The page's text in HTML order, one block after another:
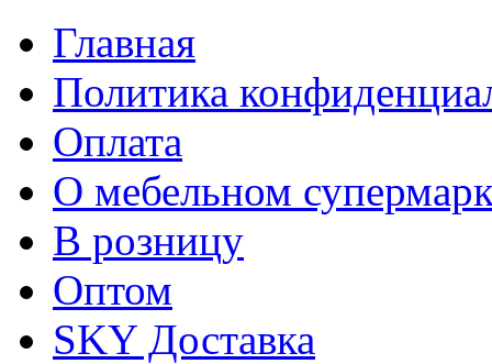
Главная
Политика
Оплата
О мебельном
В розницу
Оптом
SKY Доставка